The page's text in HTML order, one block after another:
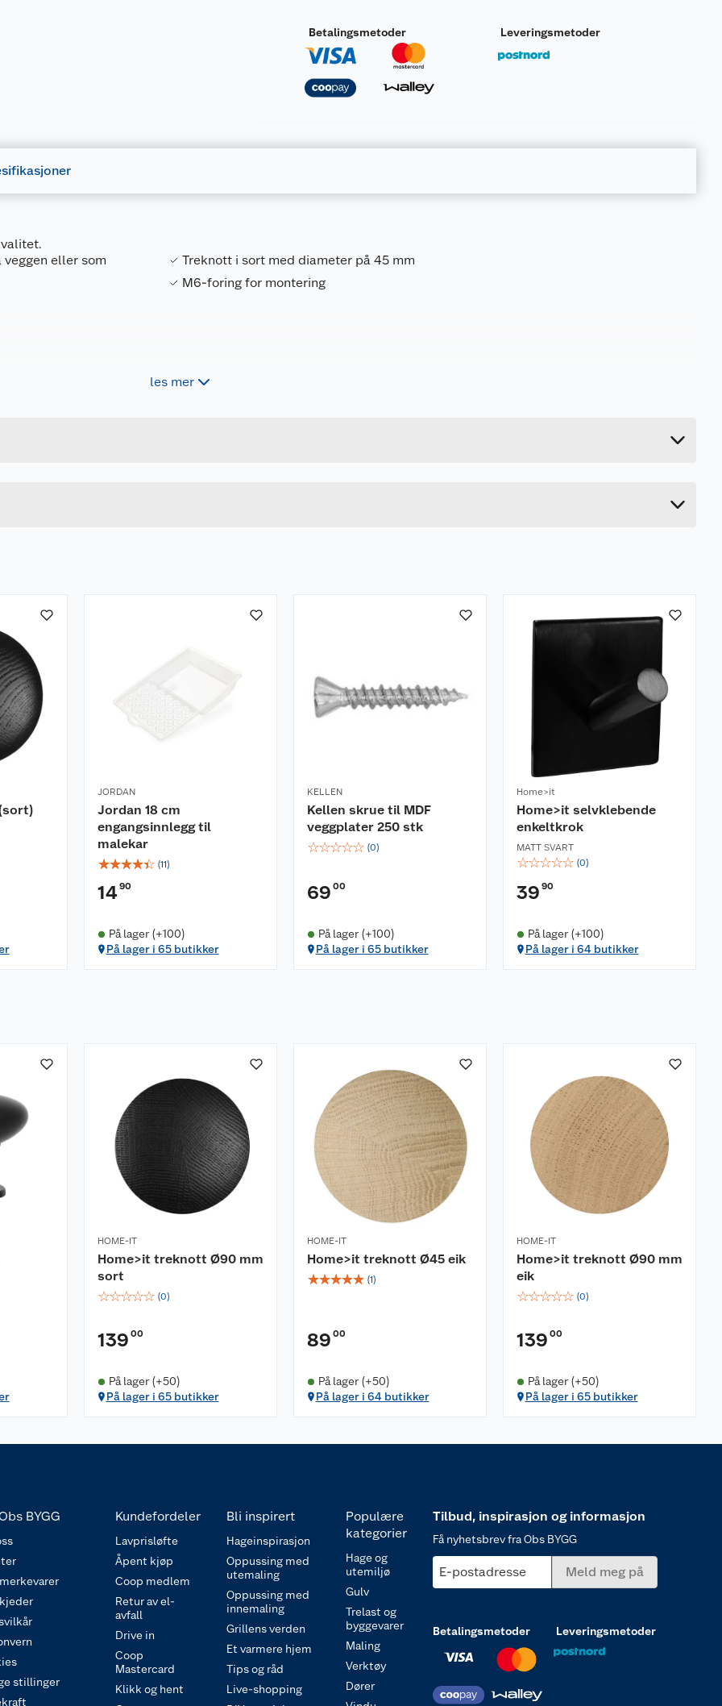
Betalingsmetoder Leveringsmetoder
eller som
Treknott i sort med diameter på 45 mm
M6-foring for montering
les merForpakningsmål
JORDAN
Jordan 18 cm
engangsinnlegg til
malekar
☆☆☆☆☆ (11)
1490
På lager (+100)
På lager i 65 butikker
KELLEN
Kellen skrue til MDF
veggplater 250 stk
☆☆☆☆☆ (0)
69 00
På lager (+100)
På lager i 65 butikker
Home>it
Home>it selvklebende
enkeltkrok
MATT SVART
☆☆☆☆☆ (0)
39 90
På lager (+100)
På lager i 64 butikker
HOME-IT
Home>it treknott Ø90 mm
sort
☆☆☆☆☆ (0)
139 00
På lager (+50)
På lager i 65 butikker
HOME-IT
Home>it treknott Ø45 eik
☆☆☆☆☆ (1)
89 00
På lager (+50)
På lager i 64 butikker
HOME-IT
Home>it treknott Ø90 mm
eik
☆☆☆☆☆ (0)
139 00
På lager (+50)
På lager i 65 butikker
BYGG
stillinger
Kundefordeler
Lavprisløfte
Åpent kjøp
Coop medlem
Retur av el-
avfall
Drive in
Coop
Mastercard
Klikk og hent
Bli inspirert
Hageinspirasjon
Oppussing med
utemaling
Oppussing med
innemaling
Grillens verden
Et varmere hjem
Tips og råd
Live-shopping
Populære
kategorier
Hage og
utemiljø
Gulv
Trelast og
byggevarer
Maling
Verktøy
Dører
Tilbud, inspirasjon og informasjon
Få nyhetsbrev fra Obs BYGG
E-postadresse Meld meg på
Betalingsmetoder Leveringsmetoder